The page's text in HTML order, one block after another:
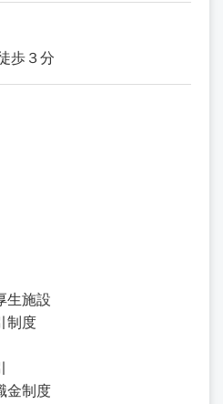
歩３分
生施設
制度
金制度